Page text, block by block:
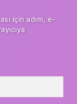
için adım, e-